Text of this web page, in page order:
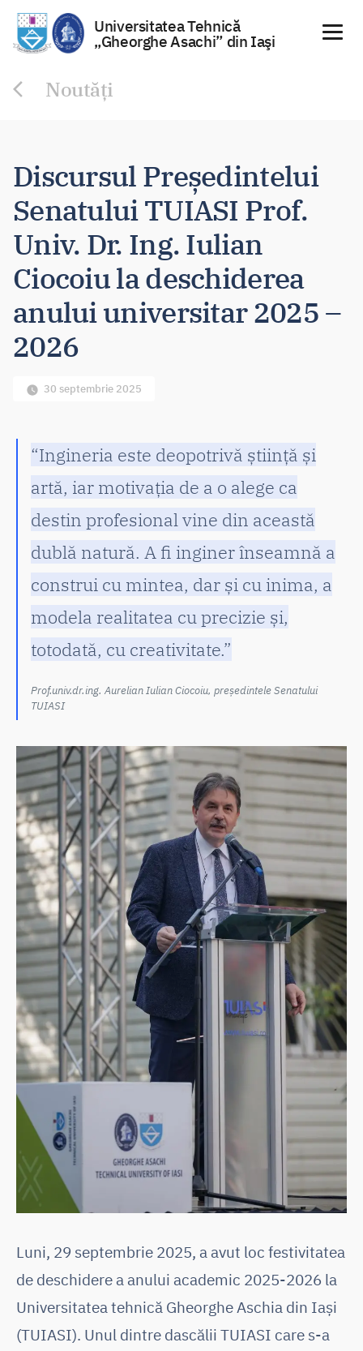
Universitatea Tehnică
„Gheorghe Asachi” din Iaşi
Noutăți
Discursul Președintelui
Senatului TUIASI Prof.
Univ. Dr. Ing. Iulian
Ciocoiu la deschiderea
anului universitar 2025 –
2026
30 septembrie 2025
“Ingineria este deopotrivă știință și
artă, iar motivația de a o alege ca
destin profesional vine din această
dublă natură. A fi inginer înseamnă a
construi cu mintea, dar și cu inima, a
modela realitatea cu precizie și,
totodată, cu creativitate.”
Prof.univ.dr.ing. Aurelian Iulian Ciocoiu, președintele Senatului
TUIASI
Luni, 29 septembrie 2025, a avut loc festivitatea
de deschidere a anului academic 2025-2026 la
Universitatea tehnică Gheorghe Aschia din Iași
(TUIASI). Unul dintre dascălii TUIASI care s-a